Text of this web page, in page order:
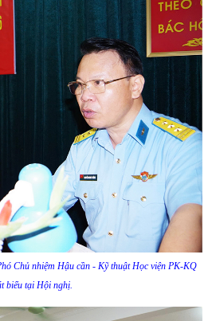
Chủ nhiệm Hậu cần - Kỹ thuật Học viện PK-KQ
biểu tại Hội nghị.